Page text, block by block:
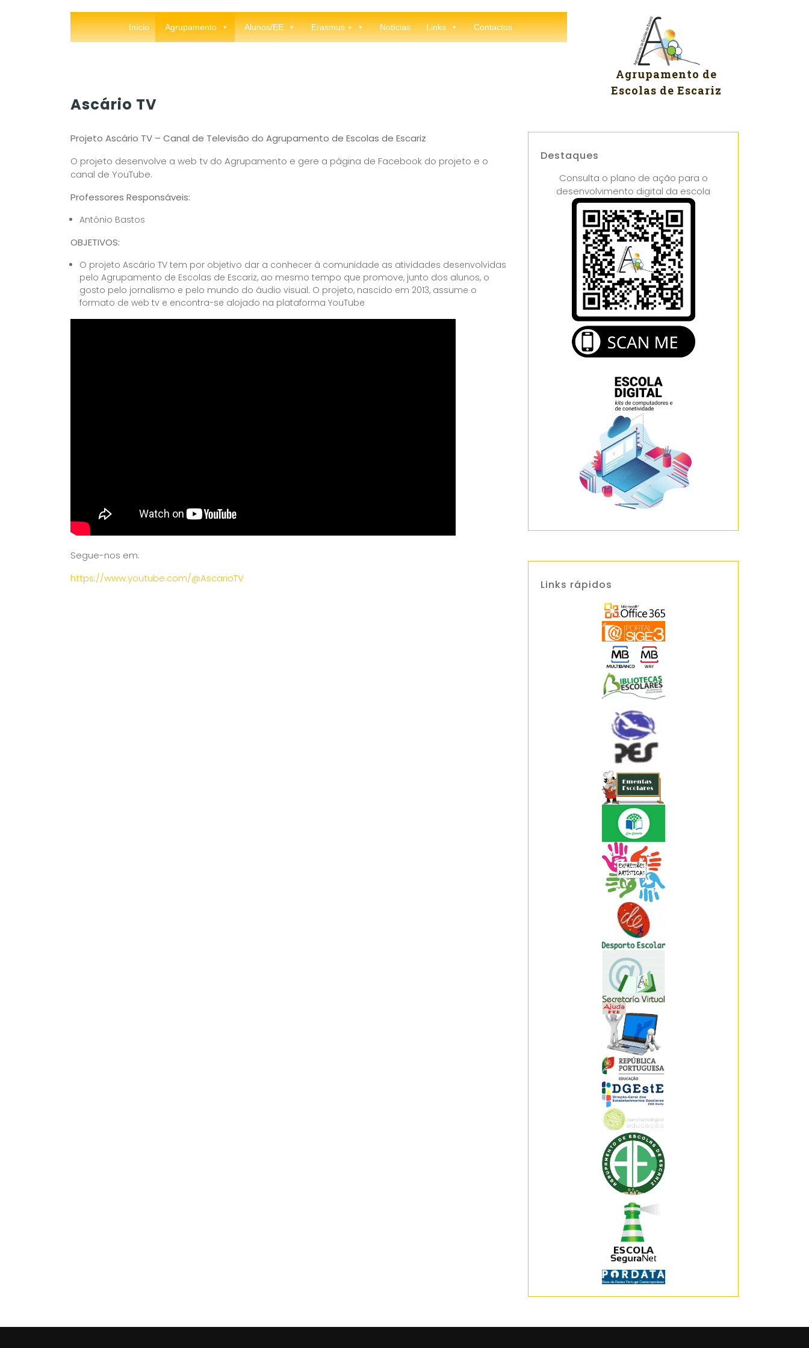
Início Agrupamento Alunos/EE Erasmus + Notícias Links Contactos
Agrupamento de
Escolas de Escariz
Ascário TV
Projeto Ascário TV – Canal de Televisão do Agrupamento de Escolas de Escariz
O projeto desenvolve a web tv do Agrupamento e gere a página de Facebook do projeto e o
canal de YouTube.
Professores Responsáveis:
António Bastos
OBJETIVOS:
O projeto Ascário TV tem por objetivo dar a conhecer à comunidade as atividades desenvolvidas
pelo Agrupamento de Escolas de Escariz, ao mesmo tempo que promove, junto dos alunos, o
gosto pelo jornalismo e pelo mundo do áudio visual. O projeto, nascido em 2013, assume o
formato de web tv e encontra-se alojado na plataforma YouTube
Segue-nos em:
https://www.youtube.com/@AscarioTV
Destaques
Consulta o plano de ação para o
desenvolvimento digital da escola
Links rápidos